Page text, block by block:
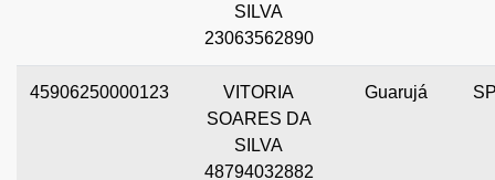
SILVA
23063562890
45906250000123
VITORIA
SOARES DA
SILVA
48794032882
Guarujá